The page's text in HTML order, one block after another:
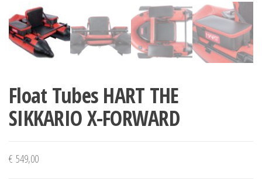
Float Tubes HART THE
SIKKARIO X-FORWARD
€ 549,00